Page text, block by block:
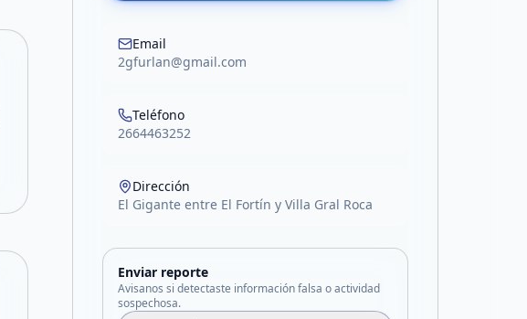
Email
2gfurlan@gmail.com
Teléfono
2664463252
Dirección
El Gigante entre El Fortín y Villa Gral Roca
Enviar reporte
Avisanos si detectaste información falsa o actividad
sospechosa.